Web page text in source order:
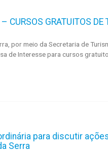
CURSOS GRATUITOS DE
por meio da Secretaria de
de Interesse para cursos
para discutir
Serra